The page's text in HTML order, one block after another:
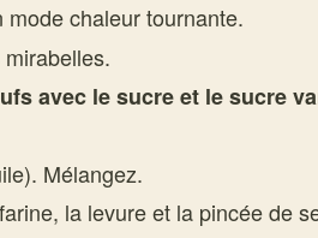
chaleur tournante.
avec le sucre et le sucre
Mélangez.
la levure et la pincée de